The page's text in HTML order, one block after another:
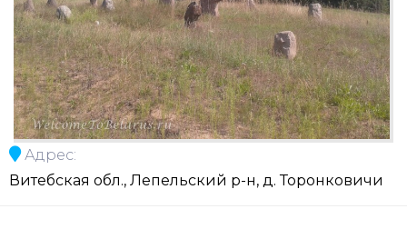
Адрес:
Витебская обл., Лепельский р-н, д. Торонковичи